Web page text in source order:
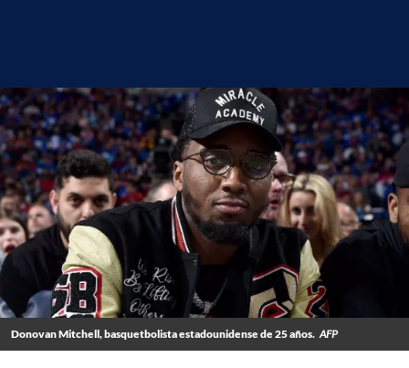
Donovan Mitchell, basquetbolista estadounidense de 25 años. AFP